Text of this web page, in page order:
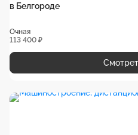
в Белгороде
Очная
113 400 ₽